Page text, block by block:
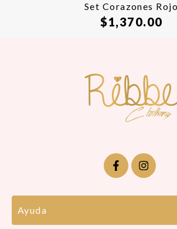
Set Corazones Rojo
$1,370.00
Ayuda